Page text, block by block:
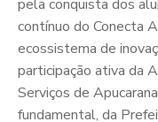
pela conquista dos
contínuo do Conecta
ecossistema de
participação ativa da
Serviços de
fundamental, da